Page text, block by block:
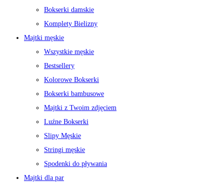
Bokserki damskie
Komplety Bielizny
Majtki męskie
Wszystkie męskie
Bestsellery
Kolorowe Bokserki
Bokserki bambusowe
Majtki z Twoim zdjęciem
Luźne Bokserki
Slipy Męskie
Stringi męskie
Spodenki do pływania
Majtki dla par